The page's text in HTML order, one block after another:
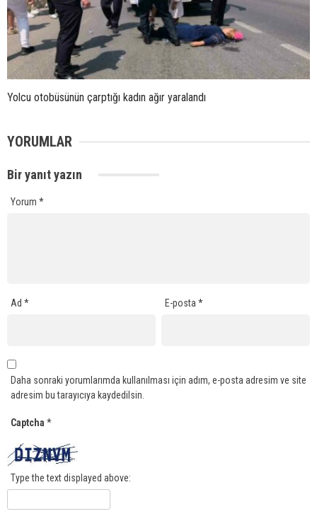
Yolcu otobüsünün çarptığı kadın ağır yaralandı
YORUMLAR
Bir yanıt yazın
Yorum *
Ad * E-posta*
Daha sonraki yorumlarımda kullanılması için adım, e-posta adresim ve site
adresim bu tarayıcıya kaydedilsin.
Captcha *
Type the text displayed above: